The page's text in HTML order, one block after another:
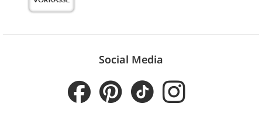
Social Media